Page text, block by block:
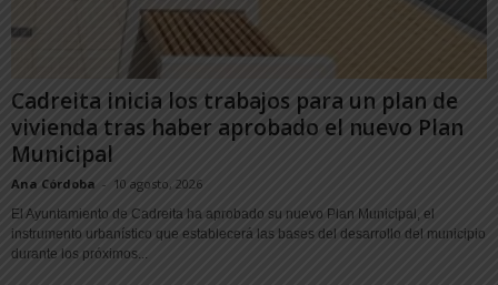
Cadreita inicia los trabajos para un plan de
vivienda tras haber aprobado el nuevo Plan
Municipal
Ana Córdoba - 10 agosto, 2026
El Ayuntamiento de Cadreita ha aprobado su nuevo Plan Municipal, el
instrumento urbanístico que establecerá las bases del desarrollo del municipio
durante los próximos...